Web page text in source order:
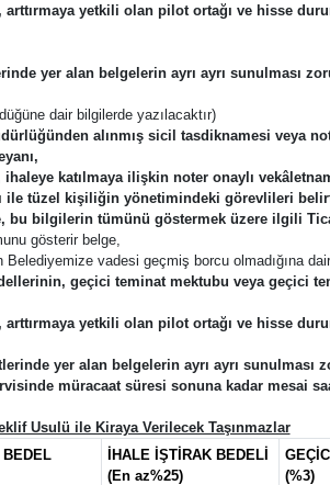
yetkili olan pilot ortağı ve hisse
yer alan belgelerin ayrı ayrı sunulması
dair bilgilerde yazılacaktır)
alınmış sicil tasdiknamesi veya
katılmaya ilişkin noter onaylı
ile tüzel kişiliğin yönetimindeki görevlileri
bu bilgilerin tümünü göstermek üzere ilgili
gösterir belge,
vadesi geçmiş borcu olmadığına
geçici teminat mektubu veya geçici
yetkili olan pilot ortağı ve hisse
yer alan belgelerin ayrı ayrı sunulması
müracaat süresi sonuna kadar mesai
Usulü ile Kiraya Verilecek Taşınmazlar
BEDEL
İHALE İŞTİRAK BEDELİ
(En az%25)
(%3)